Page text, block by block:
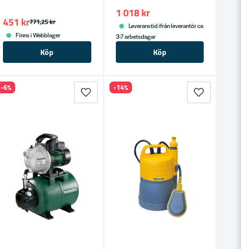
771,25 kr
451 kr
Finns i Webblager
Köp
1 018 kr
Leveranstid ifrån leverantör ca
3-7 arbetsdagar
Köp
-6% -14%